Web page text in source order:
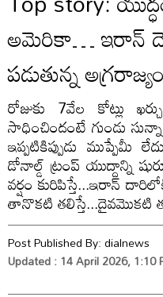
అమెరికా… ఇరాన్‌
పడుతున్న
రోజుకు 7వేల కోట్లు
సాధించిందంటే గుండు
ఇప్పటికిప్పుడు ముప్పేమీ
డోనాల్డ్‌ ట్రంప్‌ యుద్దాన్ని
వర్షం కురిపిస్తే...ఇరాన్‌
తానొకటి తలిస్తే...దైవమొకటి
Post Published By:dialnews
Updated : 14 April 2026, 1:10